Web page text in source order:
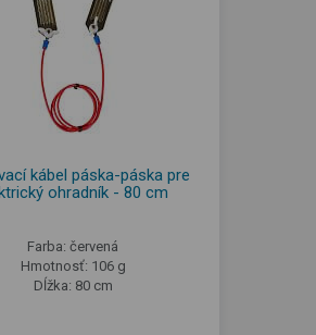
kábel páska-páska pre
ohradník - 80 cm
Farba: červená
Hmotnosť: 106 g
Dĺžka: 80 cm